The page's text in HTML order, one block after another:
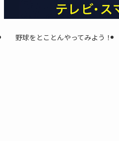
野球をとことんやってみよう！